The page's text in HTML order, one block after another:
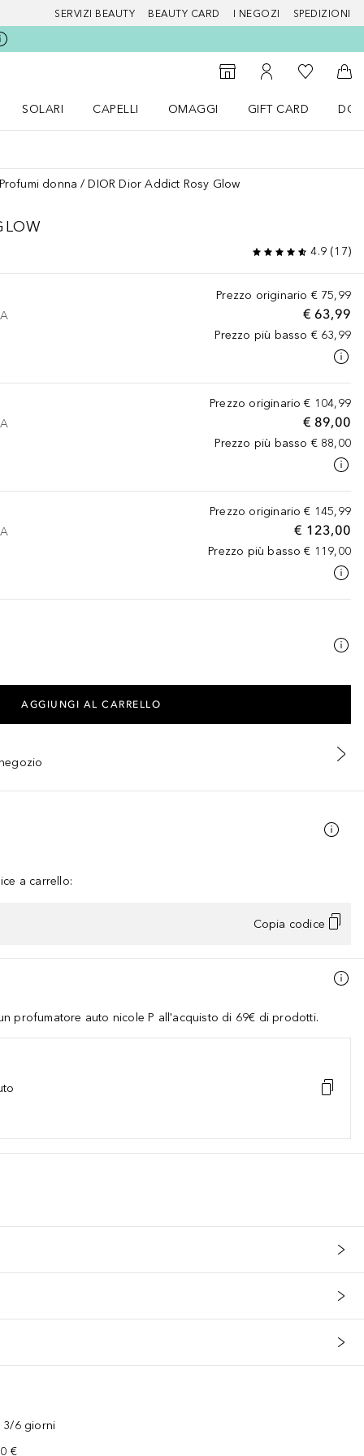
SERVIZI BEAUTY BEAUTY CARD I NEGOZI SPEDIZIONI
StorefinderAl Mio Account
Alla Mia
Al
SOLARI
CAPELLI
OMAGGI
GIFT CARD
Profumi donna DIOR Dior Addict Rosy Glow
4.9(17)
Prezzo originario € 75,99
€ 63,99
Prezzo più basso € 63,99
Prezzo originario € 104,99
€ 89,00
Prezzo più basso € 88,00
Prezzo originario € 145,99
€ 123,00
Prezzo più basso € 119,00
AGGIUNGI AL CARRELLO
a carrello:
Copia codice
profumatore auto nicole P all'acquisto di 69€ di prodotti.
3/6 giorni
€